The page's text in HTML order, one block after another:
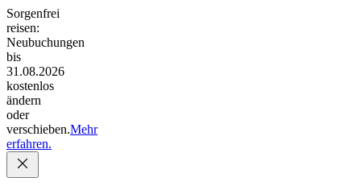
Sorgenfrei
reisen:
Neubuchungen
bis
31.08.2026
kostenlos
ändern
oder
verschieben.Mehr
erfahren.